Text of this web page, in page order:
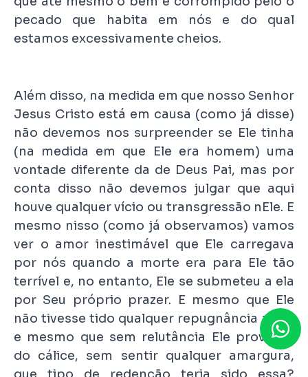
pecado que habita em nós e do qual
estamos excessivamente cheios.
Além disso, na medida em que nosso Senhor
Jesus Cristo está em causa (como já disse)
não devemos nos surpreender se Ele tinha
(na medida em que Ele era homem) uma
vontade diferente da de Deus Pai, mas por
conta disso não devemos julgar que aqui
houve qualquer vício ou transgressão nEle. E
mesmo nisso (como já observamos) vamos
ver o amor inestimável que Ele carregava
por nós quando a morte era para Ele tão
terrível e, no entanto, Ele se submeteu a ela
por Seu próprio prazer. E mesmo que Ele
não tivesse tido qualquer repugnância a ela,
e mesmo que sem relutância Ele provasse
do cálice, sem sentir qualquer amargura,
que tipo de redenção teria sido essa?